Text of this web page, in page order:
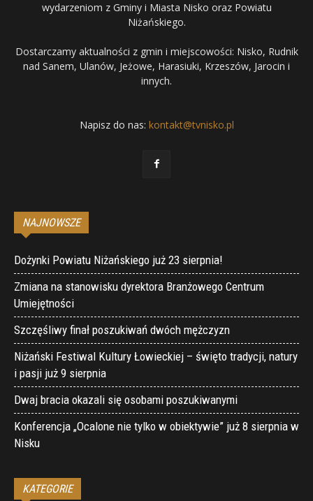
wydarzeniom z Gminy i Miasta Nisko oraz Powiatu
Niżańskiego.
Dostarczamy aktualności z gmin i miejscowości: Nisko, Rudnik
nad Sanem, Ulanów, Jeżowe, Harasiuki, Krzeszów, Jarocin i
innych.
Napisz do nas: kontakt@tvnisko.pl
NAJNOWSZE
Dożynki Powiatu Niżańskiego już 23 sierpnia!
Zmiana na stanowisku dyrektora Branżowego Centrum
Umiejętności
Szczęśliwy finał poszukiwań dwóch mężczyzn
Niżański Festiwal Kultury Łowieckiej – święto tradycji, natury
i pasji już 9 sierpnia
Dwaj bracia okazali się osobami poszukiwanymi
Konferencja „Ocalone nie tylko w obiektywie” już 8 sierpnia w
Nisku
KATEGORIE